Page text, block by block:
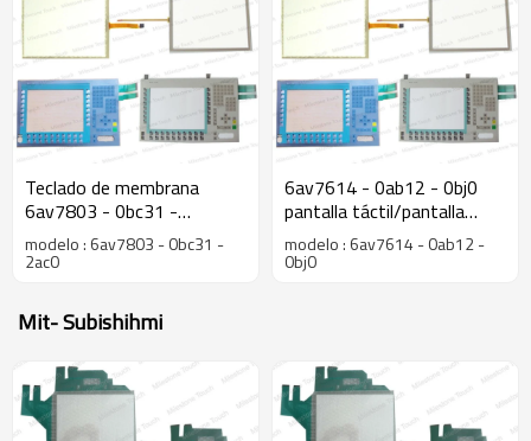
Teclado de membrana
6av7803 - 0bc31 -
2ac0/6av7803 - 0bc31 -
2ac0 teclado de membrana
modelo : 6av7803 - 0bc31 -
2ac0
6av7614 - 0ab12 - 0bj0
pantalla táctil/pantalla
táctil 6av7614 - 0ab12 -
0bj0 panel pc 670 15" táctil
modelo : 6av7614 - 0ab12 -
0bj0
Mit- Subishihmi